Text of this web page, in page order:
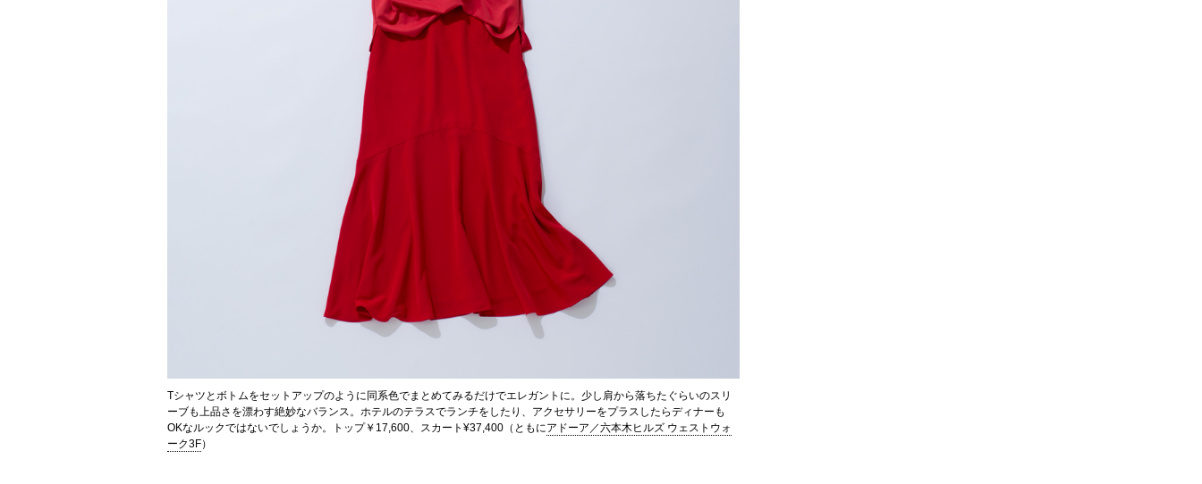
Tシャツとボトムをセットアップのように同系色でまとめてみるだけでエレガントに。少し肩から落ちたぐらいのスリ
ーブも上品さを漂わす絶妙なバランス。ホテルのテラスでランチをしたり、アクセサリーをプラスしたらディナーも
OKなルックではないでしょうか。トップ￥17,600、スカート¥37,400（ともにアドーア／六本木ヒルズ ウェストウォ
ーク3F）